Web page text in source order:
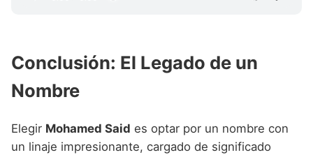
Conclusión: El Legado de un
Nombre
Elegir Mohamed Said es optar por un nombre con
un linaje impresionante, cargado de significado